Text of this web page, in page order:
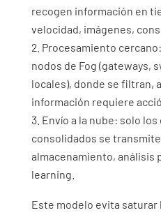
recogen información en
velocidad, imágenes,
Procesamiento
nodos de Fog (gateways,
locales), donde se filtran,
información requiere
Envío a la nube: solo
consolidados se
almacenamiento, análisis
learning.
Este modelo evita saturar